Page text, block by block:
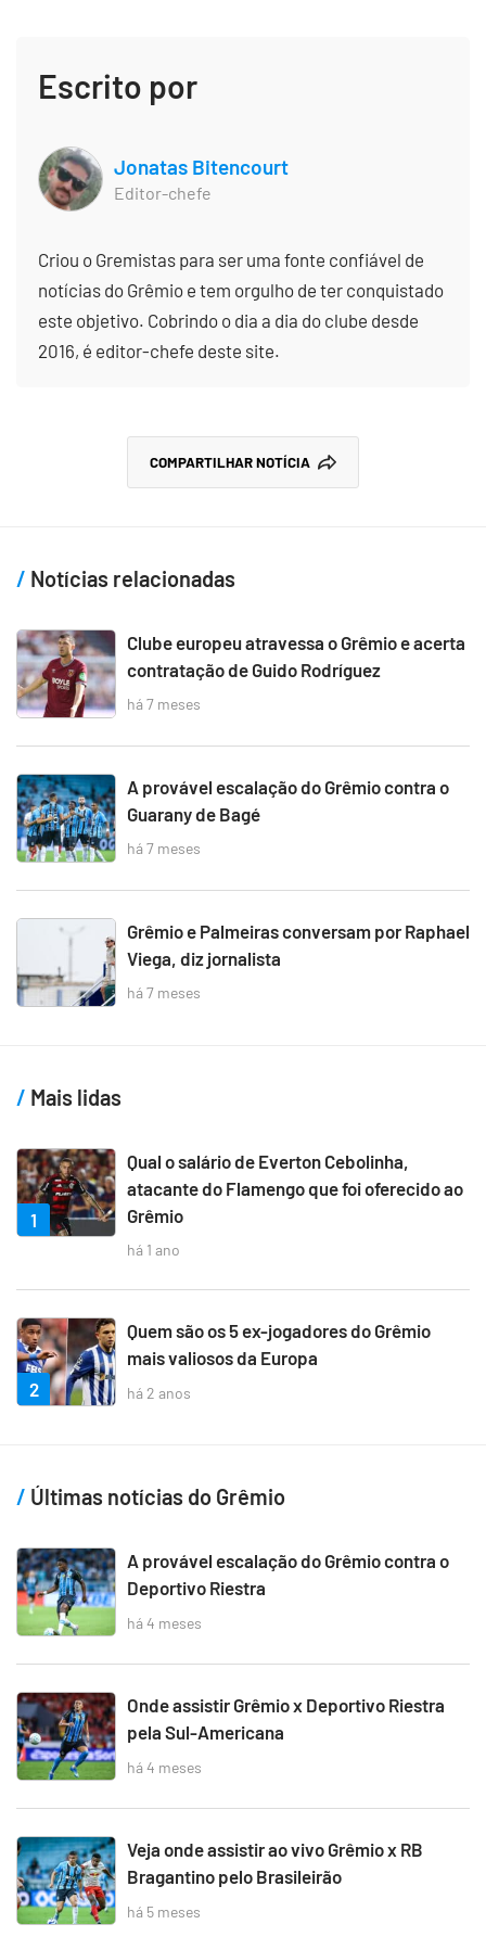
Escrito por
Jonatas Bitencourt
Editor-chefe
Criou o Gremistas para ser uma fonte confiável de
notícias do Grêmio e tem orgulho de ter conquistado
este objetivo. Cobrindo o dia a dia do clube desde
2016, é editor-chefe deste site.
COMPARTILHAR NOTÍCIA
Notícias relacionadas
Clube europeu atravessa o Grêmio e acerta
contratação de Guido Rodríguez
há 7 meses
A provável escalação do Grêmio contra o
Guarany de Bagé
há 7 meses
Grêmio e Palmeiras conversam por Raphael
Viega, diz jornalista
há 7 meses
Mais lidas
1
Qual o salário de Everton Cebolinha,
atacante do Flamengo que foi oferecido ao
Grêmio
há 1 ano
2
Quem são os 5 ex-jogadores do Grêmio
mais valiosos da Europa
há 2 anos
Últimas notícias do Grêmio
A provável escalação do Grêmio contra o
Deportivo Riestra
há 4 meses
Onde assistir Grêmio x Deportivo Riestra
pela Sul-Americana
há 4 meses
Veja onde assistir ao vivo Grêmio x RB
Bragantino pelo Brasileirão
há 5 meses